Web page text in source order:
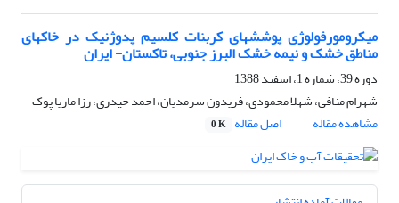
میکرومورفولوژی پوششهای کربنات کلسیم پدوژنیک در خاکهای
مناطق خشک و نیمه خشک البرز جنوبی، تاکستان- ایران
دوره 39، شماره 1، اسفند 1388
شهرام منافی، شهلا محمودی، فریدون سرمدیان، احمد حیدری، رزا ماریا پوک
مشاهده مقاله
اصل مقاله 0 K